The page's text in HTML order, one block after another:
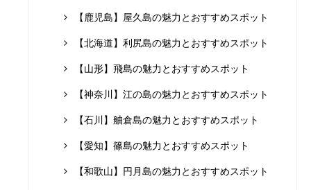
【鹿児島】屋久島の魅力とおすすめスポット
【北海道】利尻島の魅力とおすすめスポット
【山形】飛島の魅力とおすすめスポット
【神奈川】江の島の魅力とおすすめスポット
【石川】舳倉島の魅力とおすすめスポット
【愛知】篠島の魅力とおすすめスポット
【和歌山】円月島の魅力とおすすめスポット